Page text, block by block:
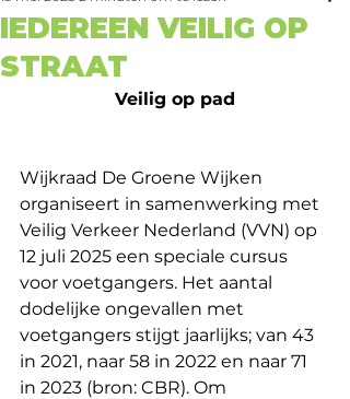
IEDEREEN VEILIG OP
STRAAT
Veilig op pad
Wijkraad De Groene Wijken
organiseert in samenwerking met
Veilig Verkeer Nederland (VVN) op
12 juli 2025 een speciale cursus
voor voetgangers. Het aantal
dodelijke ongevallen met
voetgangers stijgt jaarlijks; van 43
in 2021, naar 58 in 2022 en naar 71
in 2023 (bron: CBR). Om